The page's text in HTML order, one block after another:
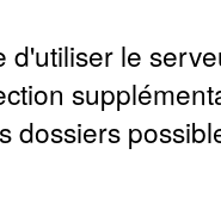
d'utiliser le
dossiers